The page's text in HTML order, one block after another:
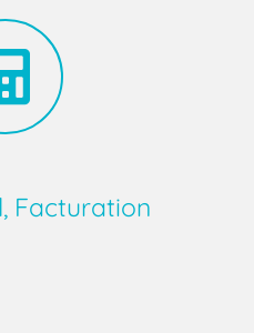
Facturation